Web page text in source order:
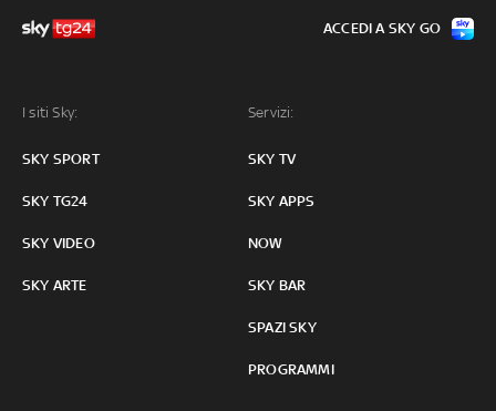
I siti Sky:
SKY SPORT
SKY TG24
SKY VIDEO
SKY ARTE
Servizi:
SKY TV
SKY APPS
NOW
SKY BAR
SPAZI SKY
PROGRAMMI
ACCEDI A SKY GO